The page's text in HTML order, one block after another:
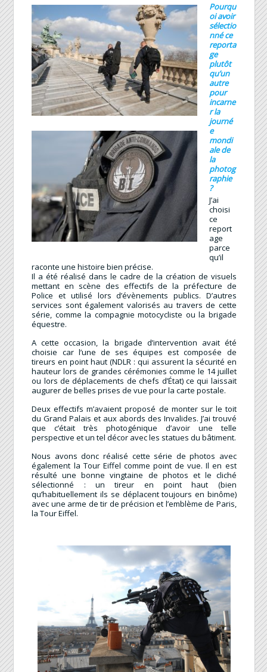
Pourqu
oi avoir
sélectio
nné ce
reporta
ge
plutôt
qu’un
autre
pour
incarne
r la
journé
e
mondi
ale de
la
photog
raphie
?
J’ai
choisi
ce
report
age
parce
qu’il
raconte une histoire bien précise.
Il a été réalisé dans le cadre de la création de visuels
mettant en scène des effectifs de la préfecture de
Police et utilisé lors d’évènements publics. D’autres
services sont également valorisés au travers de cette
série, comme la compagnie motocycliste ou la brigade
équestre.
A cette occasion, la brigade d’intervention avait été
choisie car l’une de ses équipes est composée de
tireurs en point haut (NDLR : qui assurent la sécurité en
hauteur lors de grandes cérémonies comme le 14 juillet
ou lors de déplacements de chefs d’État) ce qui laissait
augurer de belles prises de vue pour la carte postale.
Deux effectifs m’avaient proposé de monter sur le toit
du Grand Palais et aux abords des Invalides. J’ai trouvé
que c’était très photogénique d’avoir une telle
perspective et un tel décor avec les statues du bâtiment.
Nous avons donc réalisé cette série de photos avec
également la Tour Eiffel comme point de vue. Il en est
résulté une bonne vingtaine de photos et le cliché
sélectionné : un tireur en point haut (bien
qu’habituellement ils se déplacent toujours en binôme)
avec une arme de tir de précision et l’emblème de Paris,
la Tour Eiffel.